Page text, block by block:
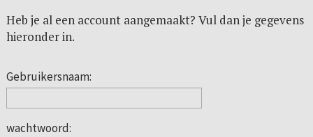
Heb je al een account aangemaakt? Vul dan je gegevens
hieronder in.
Gebruikersnaam:
wachtwoord: